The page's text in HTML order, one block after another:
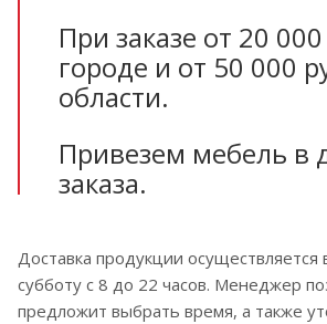
При заказе от 20
городе и от 50 000
области.
Привезем мебель в
заказа.
Доставка продукции
субботу с 8 до 22 часов. Менеджер
предложит выбрать время, а также